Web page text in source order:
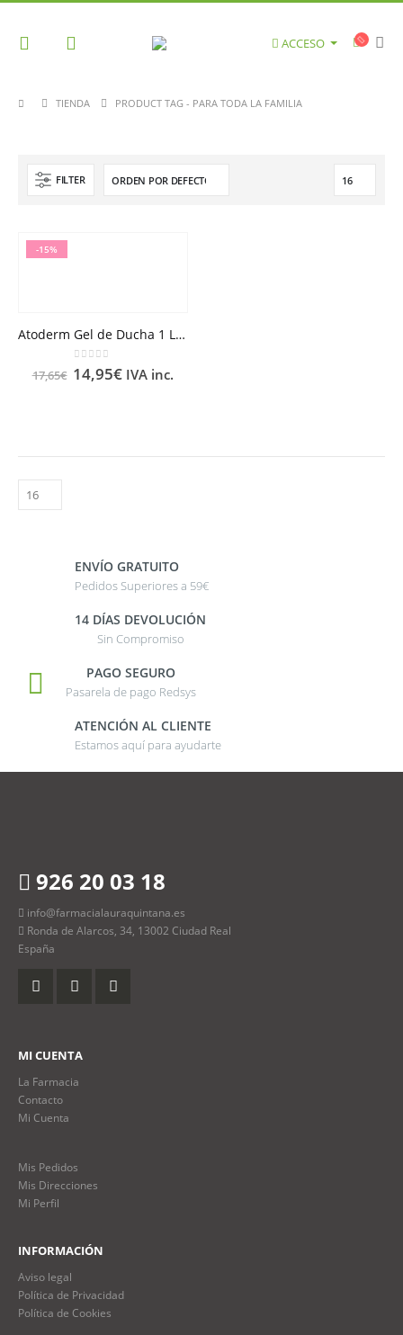
ACCESO
TIENDA PRODUCT TAG - PARA TODA LA FAMILIA
FILTER
-15%
Atoderm Gel de Ducha 1 Litro
0 out of 5
17,65€ 14,95€ IVA inc.
ENVÍO GRATUITO
Pedidos Superiores a 59€
14 DÍAS DEVOLUCIÓN
Sin Compromiso
PAGO SEGURO
Pasarela de pago Redsys
ATENCIÓN AL CLIENTE
Estamos aquí para ayudarte
926 20 03 18
info@farmacialauraquintana.es
Ronda de Alarcos, 34, 13002 Ciudad Real
España
MI CUENTA
La Farmacia
Contacto
Mi Cuenta
Mis Pedidos
Mis Direcciones
Mi Perfil
INFORMACIÓN
Aviso legal
Política de Privacidad
Política de Cookies